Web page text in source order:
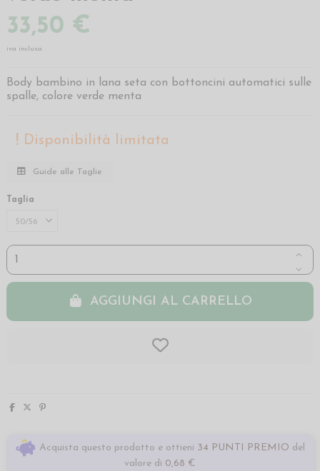
33,50 €
iva inclusa
Body bambino in lana seta con bottoncini automatici sulle
spalle, colore verde menta
Disponibilità limitata
Guide alle Taglie
Taglia
AGGIUNGI AL CARRELLO
Acquista questo prodotto e ottieni 34 PUNTI PREMIO del
valore di 0,68 €